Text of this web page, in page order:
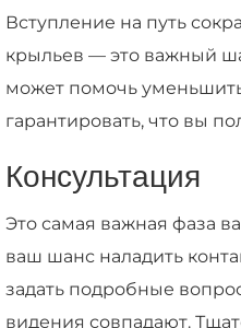
Вступление на путь
крыльев — это важный
может помочь
гарантировать, что вы
Консультация
Это самая важная фаза
ваш шанс наладить
задать подробные
видения совпадают.